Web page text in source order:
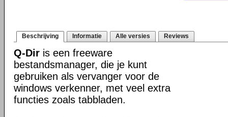
Beschrijving Informatie Alle versies Reviews
Q-Dir is een freeware
bestandsmanager, die je kunt
gebruiken als vervanger voor de
windows verkenner, met veel extra
functies zoals tabbladen.